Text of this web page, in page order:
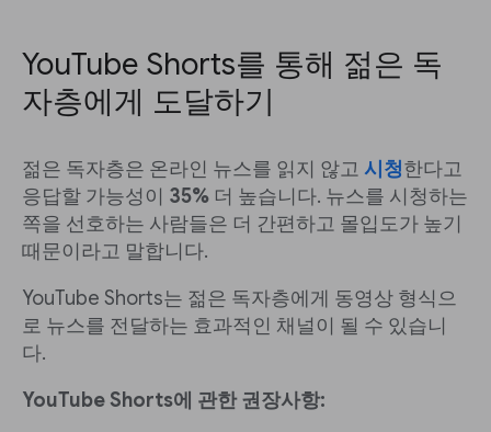
YouTube Shorts를 통해 젊은 독
자층에게 도달하기
젊은 독자층은 온라인 뉴스를 읽지 않고 시청한다고
응답할 가능성이 35% 더 높습니다. 뉴스를 시청하는
쪽을 선호하는 사람들은 더 간편하고 몰입도가 높기
때문이라고 말합니다.
YouTube Shorts는 젊은 독자층에게 동영상 형식으
로 뉴스를 전달하는 효과적인 채널이 될 수 있습니
다.
YouTube Shorts에 관한 권장사항: